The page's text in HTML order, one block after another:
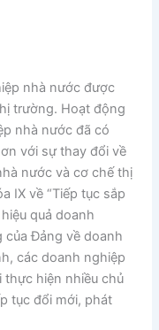
nhà nước được
trường. Hoạt động
nhà nước đã có
với sự thay đổi về
nước và cơ chế thị
IX về “Tiếp tục sắp
quả doanh
của Đảng về doanh
các doanh nghiệp
thực hiện nhiều chủ
tục đổi mới, phát